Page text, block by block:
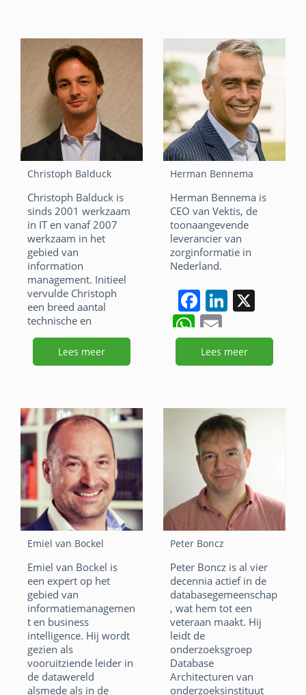
en andere moderne
informatietechnologie
F
a
c
e
b
o
o
k
Li
n
k
e
dI
n
W
h
at
s
A
p
p
E
m
ai
l
F
a
c
e
b
o
o
k
Li
n
k
e
dI
n
X
W
h
at
s
A
p
p
E
m
ai
l
Christoph Balduck
Christoph Balduck is
sinds 2001 werkzaam
in IT en vanaf 2007
werkzaam in het
gebied van
information
management. Initieel
vervulde Christoph
een breed aantal
technische en
functionele rollen in
SAP, waarna hij zich
toelegde op de CRM
en datamanagement.
F
a
c
e
b
o
o
k
Li
n
k
e
dI
n
X
W
h
at
s
A
p
p
E
m
ai
l
Lees meer
Herman Bennema
Herman Bennema is
CEO van Vektis, de
toonaangevende
leverancier van
zorginformatie in
Nederland.
F
a
c
e
o
o
k
Li
k
e
n
W
h
at
A
p
p
m
ai
Lees meer
Emiel van Bockel
Emiel van Bockel is
een expert op het
gebied van
informatiemanagemen
t en business
intelligence. Hij wordt
gezien als
vooruitziende leider in
de datawereld
alsmede als in de
Peter Boncz
Peter Boncz is al vier
decennia actief in de
databasegemeenschap
, wat hem tot een
veteraan maakt. Hij
leidt de
onderzoeksgroep
Database
Architecturen van
onderzoeksinstituut